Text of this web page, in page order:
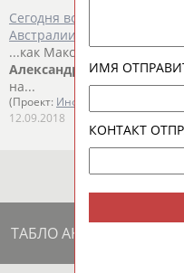
Сегодня волейболисты
Австралии стартуют на
...как Максим Михайлов,
Александр
Бутько, а
на...
(Проект: Информационное
12.09.2018
ТАБЛО АКТИВНОСТИ
ИМЯ
КОНТАКТ